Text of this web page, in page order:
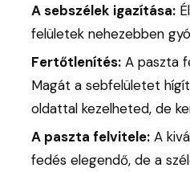
A sebszélek igazítása:
felületek nehezebben
Fertőtlenítés: A paszta
Magát a sebfelületet
oldattal kezelheted, de
A paszta felvitele: A
fedés elegendő, de a